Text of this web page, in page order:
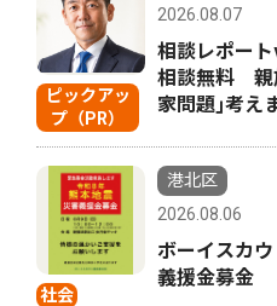
ピックアッ
プ（PR）
2026.08.07
相談レポー
相談無料 親
家問題｣考え
社会
港北区
2026.08.06
ボーイスカ
義援金募金